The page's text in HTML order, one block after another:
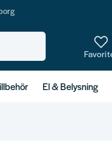
El & Belysning